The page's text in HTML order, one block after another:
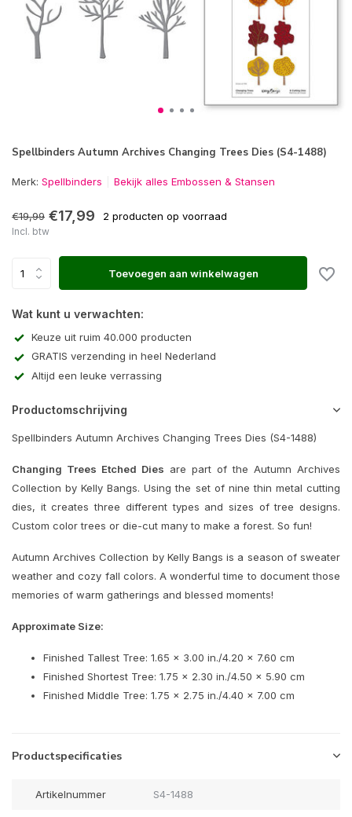
Spellbinders Autumn Archives Changing Trees Dies (S4-1488)
Merk: Spellbinders Bekijk alles Embossen & Stansen
€19,99 €17,99 2 producten op voorraad
Incl. btw
Toevoegen aan winkelwagen
Wat kunt u verwachten:
Keuze uit ruim 40.000 producten
GRATIS verzending in heel Nederland
Altijd een leuke verrassing
Productomschrijving
Spellbinders Autumn Archives Changing Trees Dies (S4-1488)
Changing Trees Etched Dies are part of the Autumn Archives
Collection by Kelly Bangs. Using the set of nine thin metal cutting
dies, it creates three different types and sizes of tree designs.
Custom color trees or die-cut many to make a forest. So fun!
Autumn Archives Collection by Kelly Bangs is a season of sweater
weather and cozy fall colors. A wonderful time to document those
memories of warm gatherings and blessed moments!
Approximate Size:
Finished Tallest Tree: 1.65 x 3.00 in./4.20 x 7.60 cm
Finished Shortest Tree: 1.75 x 2.30 in./4.50 x 5.90 cm
Finished Middle Tree: 1.75 x 2.75 in./4.40 x 7.00 cm
Productspecificaties
Artikelnummer S4-1488